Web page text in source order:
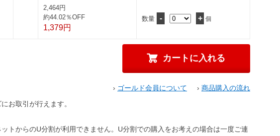
2,464円
約44.02％OFF
1,379円
数量 - + 個
› ゴールド会員について › 商品購入の流れ
お取引が行えます。
トからのU分割が利用できません。U分割での購入をお考えの場合は一度ご連